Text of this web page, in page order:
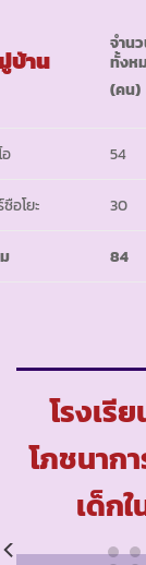
บ้าน
จำน
ทั้งห
(คน)
อ 54
ซือโยะ 30
84
โรงเรี
โภชนาก
เด็ก